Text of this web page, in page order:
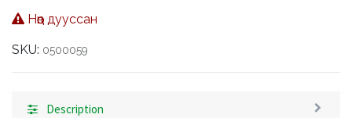
Нөөц дууссан
SKU: 0500059
Description